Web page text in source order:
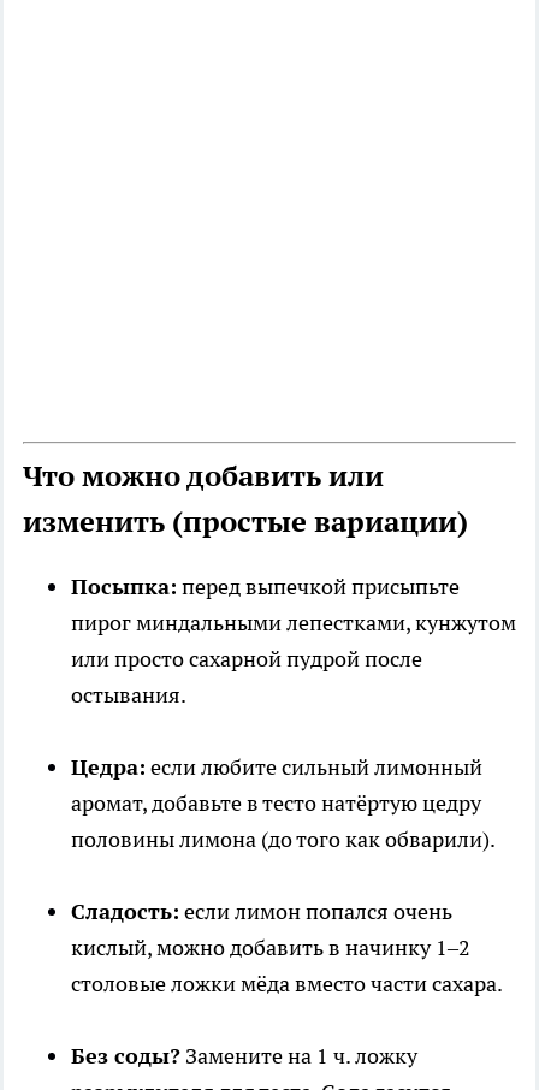
Что можно добавить или
изменить (простые вариации)
Посыпка: перед выпечкой присыпьте
пирог миндальными лепестками, кунжутом
или просто сахарной пудрой после
остывания.
Цедра: если любите сильный лимонный
аромат, добавьте в тесто натёртую цедру
половины лимона (до того как обварили).
Сладость: если лимон попался очень
кислый, можно добавить в начинку 1–2
столовые ложки мёда вместо части сахара.
Без соды? Замените на 1 ч. ложку